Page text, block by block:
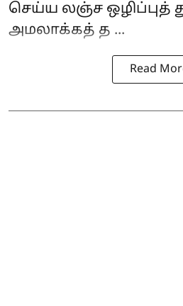
செய்ய லஞ்ச ஒழிப்புத்
அமலாக்கத் த ...
Read